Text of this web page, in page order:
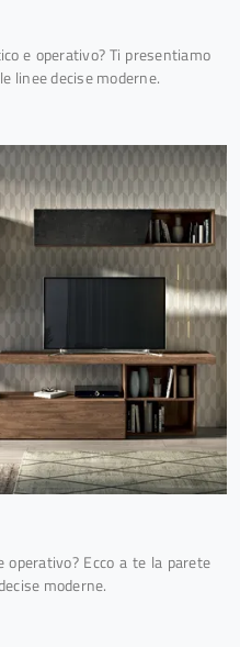
e operativo? Ti presentiamo
linee decise moderne.
Ecco a te la parete
moderne.